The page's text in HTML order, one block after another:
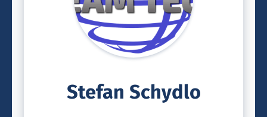
Stefan Schydlo